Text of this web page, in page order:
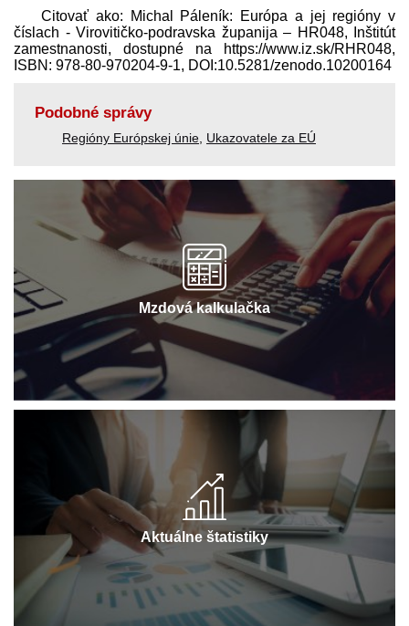
Citovať ako: Michal Páleník: Európa a jej regióny v
číslach - Virovitičko-podravska županija – HR048, Inštitút
zamestnanosti, dostupné na https://www.iz.sk/​RHR048,
ISBN: 978-80-970204-9-1, DOI:10.5281/zenodo.10200164
Podobné správy
Regióny Európskej únie Ukazovatele za EÚ
Mzdová kalkulačka
Aktuálne štatistiky